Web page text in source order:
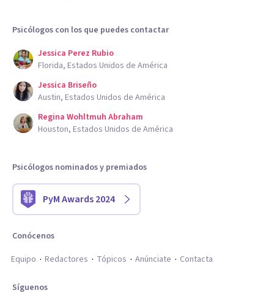
Psicólogos con los que puedes contactar
Jessica Perez Rubio
Florida, Estados Unidos de América
Jessica Briseño
Austin, Estados Unidos de América
Regina Wohltmuh Abraham
Houston, Estados Unidos de América
Psicólogos nominados y premiados
PyM Awards 2024
Conócenos
Equipo
Redactores Tópicos Anúnciate Contacta
Síguenos